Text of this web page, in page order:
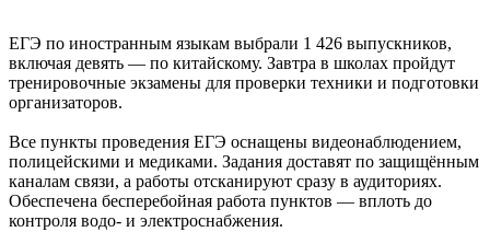
ЕГЭ по иностранным языкам выбрали 1 426 выпускников,
включая девять — по китайскому. Завтра в школах пройдут
тренировочные экзамены для проверки техники и подготовки
организаторов.
Все пункты проведения ЕГЭ оснащены видеонаблюдением,
полицейскими и медиками. Задания доставят по защищённым
каналам связи, а работы отсканируют сразу в аудиториях.
Обеспечена бесперебойная работа пунктов — вплоть до
контроля водо- и электроснабжения.